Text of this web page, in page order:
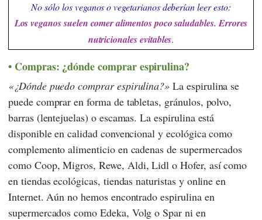
No sólo los veganos o vegetarianos deberían leer esto:
Los veganos suelen comer alimentos poco saludables. Errores
nutricionales evitables.
Compras: ¿dónde comprar espirulina?
¿Dónde puedo comprar espirulina? La espirulina se
puede comprar en forma de tabletas, gránulos, polvo,
barras (lentejuelas) o escamas. La espirulina está
disponible en calidad convencional y ecológica como
complemento alimenticio en cadenas de supermercados
como Coop,Migros,Rewe, Aldi,Lidl oHofer, así como
en tiendas ecológicas, tiendas naturistas y online en
Internet. Aún no hemos encontrado espirulina en
supermercados como Edeka, Volg oSpar ni en